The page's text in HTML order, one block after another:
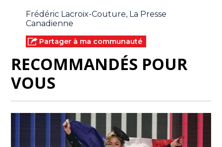
Frédéric Lacroix-Couture, La Presse
Canadienne
Partager à ma communauté
RECOMMANDÉS POUR
VOUS